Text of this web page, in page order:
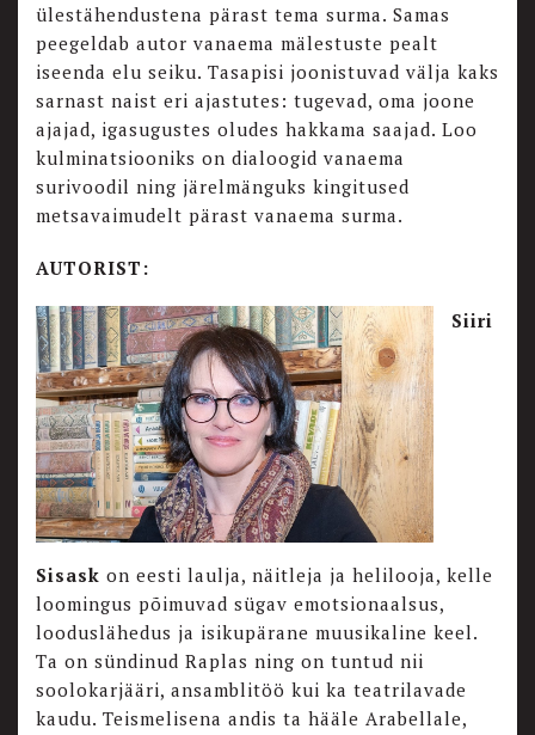
ülestähendustena pärast tema surma. Samas
peegeldab autor vanaema mälestuste pealt
iseenda elu seiku. Tasapisi joonistuvad välja kaks
sarnast naist eri ajastutes: tugevad, oma joone
ajajad, igasugustes oludes hakkama saajad. Loo
kulminatsiooniks on dialoogid vanaema
surivoodil ning järelmänguks kingitused
metsavaimudelt pärast vanaema surma.
AUTORIST:
Siiri
Sisask on eesti laulja, näitleja ja helilooja, kelle
loomingus põimuvad sügav emotsionaalsus,
looduslähedus ja isikupärane muusikaline keel.
Ta on sündinud Raplas ning on tuntud nii
soolokarjääri, ansamblitöö kui ka teatrilavade
kaudu. Teismelisena andis ta hääle Arabellale,